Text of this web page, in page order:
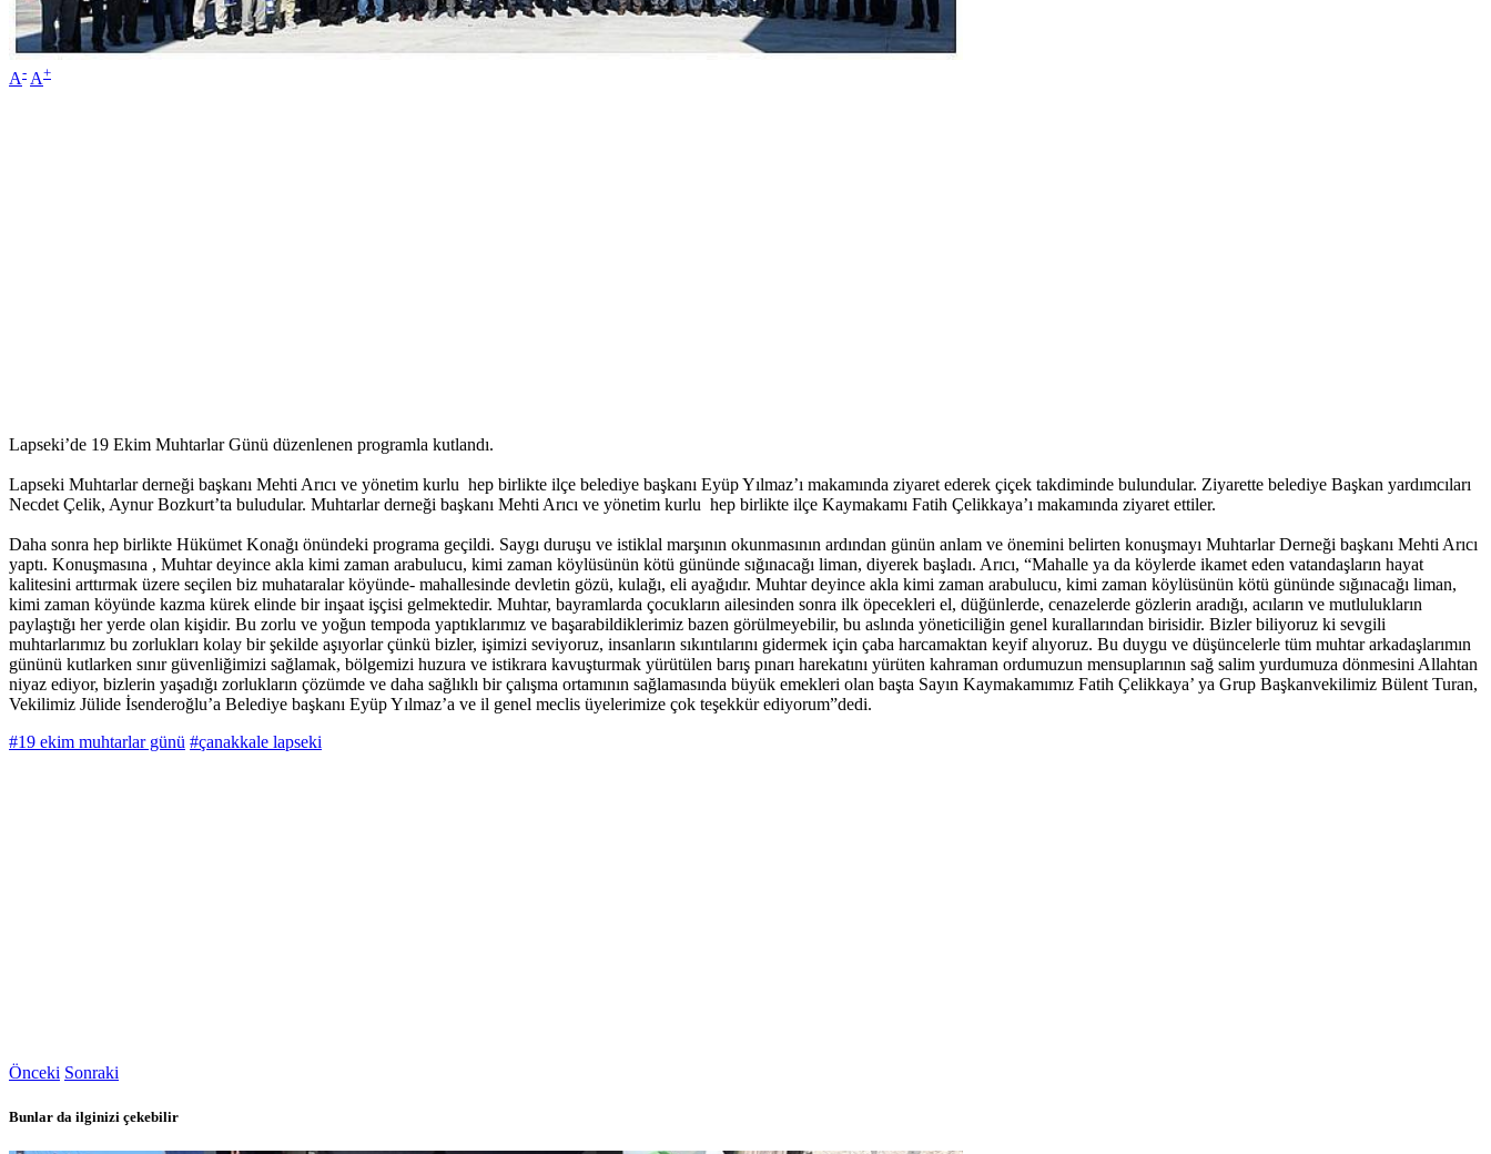
A- A+
Lapseki’de 19 Ekim Muhtarlar Günü düzenlenen programla kutlandı.
Lapseki Muhtarlar derneği başkanı Mehti Arıcı ve yönetim kurlu hep birlikte ilçe belediye başkanı Eyüp Yılmaz’ı makamında ziyaret ederek çiçek takdiminde bulundular. Ziyarette belediye Başkan yardımcıları
Necdet Çelik, Aynur Bozkurt’ta buludular. Muhtarlar derneği başkanı Mehti Arıcı ve yönetim kurlu hep birlikte ilçe Kaymakamı Fatih Çelikkaya’ı makamında ziyaret ettiler.
Daha sonra hep birlikte Hükümet Konağı önündeki programa geçildi. Saygı duruşu ve istiklal marşının okunmasının ardından günün anlam ve önemini belirten konuşmayı Muhtarlar Derneği başkanı Mehti Arıcı
yaptı. Konuşmasına , Muhtar deyince akla kimi zaman arabulucu, kimi zaman köylüsünün kötü gününde sığınacağı liman, diyerek başladı. Arıcı, “Mahalle ya da köylerde ikamet eden vatandaşların hayat
kalitesini arttırmak üzere seçilen biz muhataralar köyünde- mahallesinde devletin gözü, kulağı, eli ayağıdır. Muhtar deyince akla kimi zaman arabulucu, kimi zaman köylüsünün kötü gününde sığınacağı liman,
kimi zaman köyünde kazma kürek elinde bir inşaat işçisi gelmektedir. Muhtar, bayramlarda çocukların ailesinden sonra ilk öpecekleri el, düğünlerde, cenazelerde gözlerin aradığı, acıların ve mutlulukların
paylaştığı her yerde olan kişidir. Bu zorlu ve yoğun tempoda yaptıklarımız ve başarabildiklerimiz bazen görülmeyebilir, bu aslında yöneticiliğin genel kurallarından birisidir. Bizler biliyoruz ki sevgili
muhtarlarımız bu zorlukları kolay bir şekilde aşıyorlar çünkü bizler, işimizi seviyoruz, insanların sıkıntılarını gidermek için çaba harcamaktan keyif alıyoruz. Bu duygu ve düşüncelerle tüm muhtar arkadaşlarımın
gününü kutlarken sınır güvenliğimizi sağlamak, bölgemizi huzura ve istikrara kavuşturmak yürütülen barış pınarı harekatını yürüten kahraman ordumuzun mensuplarının sağ salim yurdumuza dönmesini Allahtan
niyaz ediyor, bizlerin yaşadığı zorlukların çözümde ve daha sağlıklı bir çalışma ortamının sağlamasında büyük emekleri olan başta Sayın Kaymakamımız Fatih Çelikkaya’ ya Grup Başkanvekilimiz Bülent Turan,
Vekilimiz Jülide İsenderoğlu’a Belediye başkanı Eyüp Yılmaz’a ve il genel meclis üyelerimize çok teşekkür ediyorum”dedi.
#19 ekim muhtarlar günü #çanakkale lapseki
Önceki Sonraki
Bunlar da ilginizi çekebilir